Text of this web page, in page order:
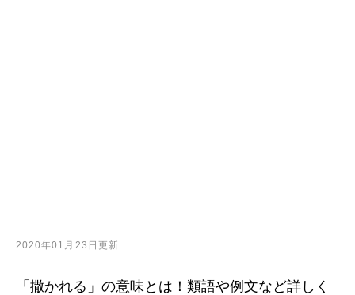
2020年01月23日更新
「撒かれる」の意味とは！類語や例文など詳しく